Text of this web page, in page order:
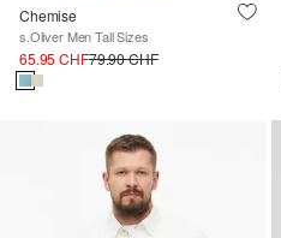
Chemise
s.Oliver Men Tall Sizes
65.95 CHF79.90 CHF